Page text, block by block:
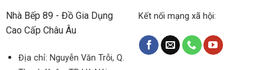
Nhà Bếp 89 - Đồ Gia Dụng
Cao Cấp Châu Âu
Địa chỉ: Nguyễn Văn Trỗi, Q.
Kết nối mạng xã hội: